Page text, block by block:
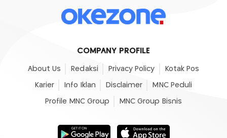
COMPANY PROFILE
About Us Redaksi Privacy Policy Kotak Pos
Karier Info Iklan Disclaimer MNC Peduli
Profile MNC Group MNC Group Bisnis